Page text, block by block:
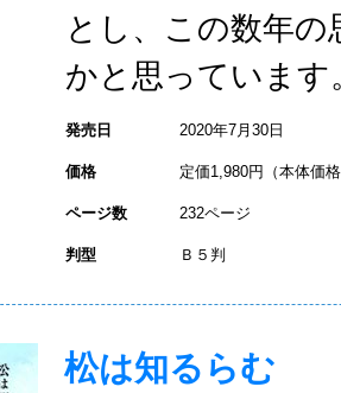
とし、この数年
かと思っていま
発売日 2020年7月30日
価格 定価1,980円（本体価
ページ数 232ページ
判型 Ｂ５判
松は知るらむ